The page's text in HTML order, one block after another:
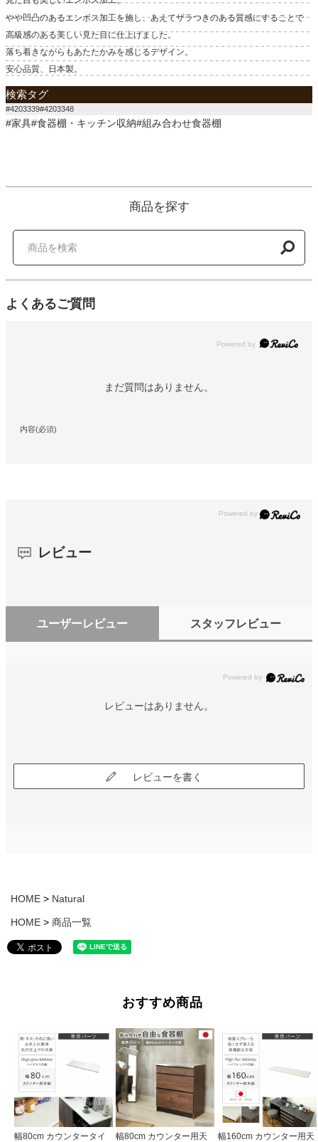
やや凹凸のあるエンボス加工を施し、あえてザラつきのある質感にすることで
高級感のある美しい見た目に仕上げました。
落ち着きながらもあたたかみを感じるデザイン。
安心品質、日本製。
検索タグ
#4203339#4203348
#家具#食器棚・キッチン収納#組み合わせ食器棚
商品を探す
よくあるご質問
Powered by
まだ質問はありません。
内容(必須)
レビュー
ユーザーレビュー スタッフレビュー
レビューはありません。
レビューを書く
HOME Natural
HOME 商品一覧
おすすめ商品
幅80cm カウンタータイ
幅80cm カウンター用天
幅160cm カウンター用天